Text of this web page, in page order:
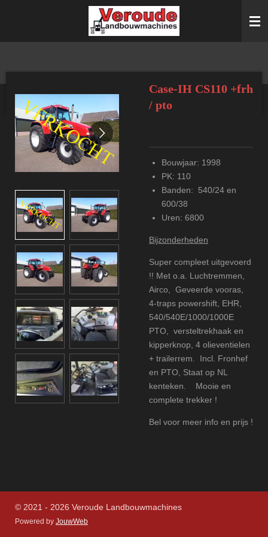
Case-IH CS110 +frh
/ pto
Bouwjaar: 1998
PK: 110
Banden: 540/24 en
600/38
Uren: 6800
Bijzonderheden
Super compleet uitgevoerd
!! Met o.a.
Luchtremmen,
Airco, Geveerde vooras,
4-traps powershift, EHR,
540/540E/1000/1000E
PTO,
versteltrekhaak en
kipperknop, 4 olieventielen
+ trailerrem. Incl. Fronhef
en PTO,
Staat op NL
kenteken. Mooie en
complete trekker !
Bel voor meer info en prijs !
© 2021 - 2026 Veroude Landbouwmachines
Powered by JouwWeb